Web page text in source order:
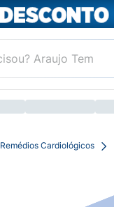
Remédios Cardiológicos